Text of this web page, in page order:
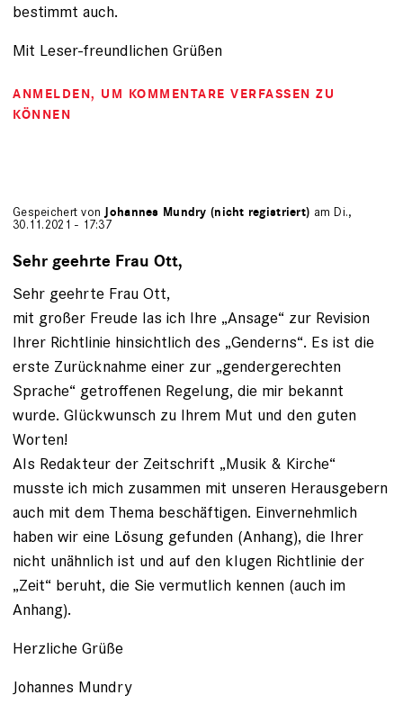
bestimmt auch.
Mit Leser-freundlichen Grüßen
ANMELDEN, UM KOMMENTARE VERFASSEN ZU
KÖNNEN
Gespeichert von Johannes Mundry (nicht registriert) am Di.,
30.11.2021 - 17:37
Sehr geehrte Frau Ott,
Sehr geehrte Frau Ott,
mit großer Freude las ich Ihre „Ansage“ zur Revision
Ihrer Richtlinie hinsichtlich des „Genderns“. Es ist die
erste Zurücknahme einer zur „gendergerechten
Sprache“ getroffenen Regelung, die mir bekannt
wurde. Glückwunsch zu Ihrem Mut und den guten
Worten!
Als Redakteur der Zeitschrift „Musik & Kirche“
musste ich mich zusammen mit unseren Herausgebern
auch mit dem Thema beschäftigen. Einvernehmlich
haben wir eine Lösung gefunden (Anhang), die Ihrer
nicht unähnlich ist und auf den klugen Richtlinie der
„Zeit“ beruht, die Sie vermutlich kennen (auch im
Anhang).
Herzliche Grüße
Johannes Mundry